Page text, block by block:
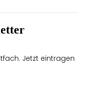
Jetzt eintragen